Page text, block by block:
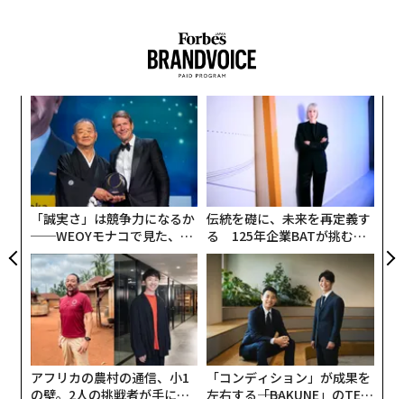
また、潤い成分（セラミド機能成分、ユーカリエキス、
アスナロエキス）を配合し、日中も潤った肌が持続。ノ
ンケミカルUV（紫外線吸収剤無配合）、無香料、アルコ
ールフリー、アレルギーテスト済みといった、乾燥性敏
感肌を考えた低刺激設計も安心だ。
「誠実さ」は競争力になるか
──WEOYモナコで見た、く
ら寿司の経営哲学
伝統を礎に、未来を再定義す
る 125年企業BATが挑むス
モークレスな未来
アフリカの農村の通信、小1
の壁。2人の挑戦者が手にし
「コンディション」が成果を
左右する――「BAKUNE」のTEN